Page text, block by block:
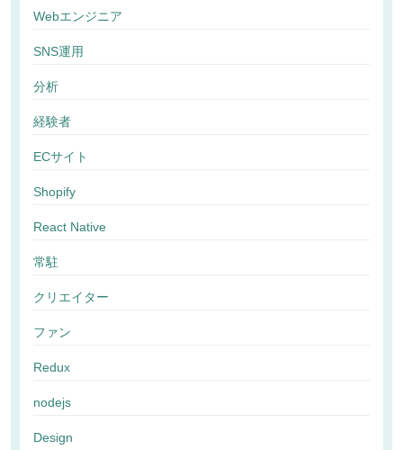
Webエンジニア
SNS運用
分析
経験者
ECサイト
Shopify
React Native
常駐
クリエイター
ファン
Redux
nodejs
Design